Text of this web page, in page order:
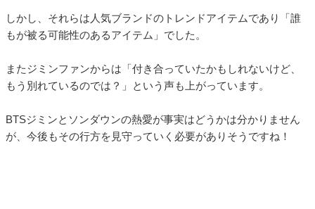
しかし、それらは人気ブランドのトレンドアイテムであり「誰
もが被る可能性のあるアイテム」でした。
またジミンファンからは「付き合っていたかもしれないけど、
もう別れているのでは？」という声も上がっています。
BTSジミンとソンダウンの熱愛が事実はどうかは分かりません
が、今後もその行方を見守っていく必要がありそうですね！